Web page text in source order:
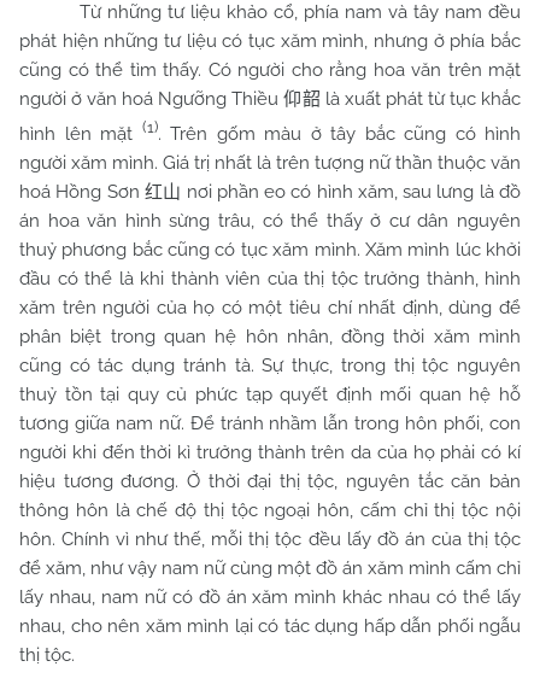
Từ những tư liệu khảo cổ, phía nam và tây nam đều
phát hiện những tư liệu có tục xăm mình, nhưng ở phía bắc
cũng có thể tìm thấy. Có người cho rằng hoa văn trên mặt
người ở văn hoá Ngưỡng Thiều仰韶 là xuất phát từ tục khắc
hình lên mặt (1). Trên gốm màu ở tây bắc cũng có hình
người xăm mình. Giá trị nhất là trên tượng nữ thần thuộc văn
hoá Hồng Sơn 红山 nơi phần eo có hình xăm, sau lưng là đồ
án hoa văn hình sừng trâu, có thể thấy ở cư dân nguyên
thuỷ phương bắc cũng có tục xăm mình. Xăm mình lúc khởi
đầu có thể là khi thành viên của thị tộc trưởng thành, hình
xăm trên người của họ có một tiêu chí nhất định, dùng để
phân biệt trong quan hệ hôn nhân, đồng thời xăm mình
cũng có tác dụng tránh tà. Sự thực, trong thị tộc nguyên
thuỷ tồn tại quy củ phức tạp quyết định mối quan hệ hỗ
tương giữa nam nữ. Để tránh nhầm lẫn trong hôn phối, con
người khi đến thời kì trưởng thành trên da của họ phải có kí
hiệu tương đương. Ở thời đại thị tộc, nguyên tắc căn bản
thông hôn là chế độ thị tộc ngoại hôn, cấm chỉ thị tộc nội
hôn. Chính vì như thế, mỗi thị tộc đều lấy đồ án của thị tộc
để xăm, như vậy nam nữ cùng một đồ án xăm mình cấm chỉ
lấy nhau, nam nữ có đồ án xăm mình khác nhau có thể lấy
nhau, cho nên xăm mình lại có tác dụng hấp dẫn phối ngẫu
thị tộc.